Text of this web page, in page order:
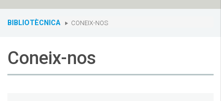
You
BIBLIOTÈCNICA CONEIX-NOS
Coneix-nos